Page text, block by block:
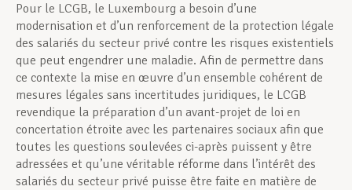
Pour le LCGB, le Luxembourg a besoin d’une
modernisation et d’un renforcement de la protection légale
des salariés du secteur privé contre les risques existentiels
que peut engendrer une maladie. Afin de permettre dans
ce contexte la mise en œuvre d’un ensemble cohérent de
mesures légales sans incertitudes juridiques, le LCGB
revendique la préparation d’un avant-projet de loi en
concertation étroite avec les partenaires sociaux afin que
toutes les questions soulevées ci-après puissent y être
adressées et qu’une véritable réforme dans l’intérêt des
salariés du secteur privé puisse être faite en matière de